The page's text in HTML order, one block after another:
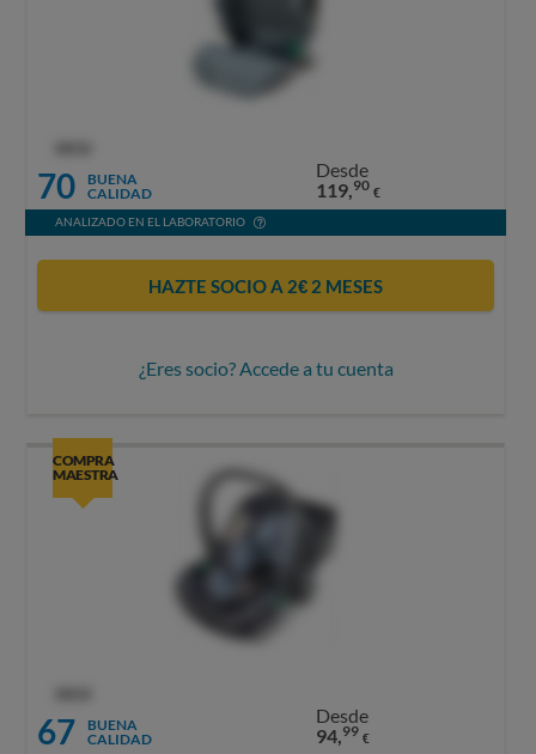
70
BUENA
CALIDAD
Desde
119,90 €
ANALIZADO EN EL LABORATORIO
HAZTE SOCIO A 2€ 2 MESES
¿Eres socio? Accede a tu cuenta
COMPRA
MAESTRA
67
BUENA
CALIDAD
Desde
94,99 €